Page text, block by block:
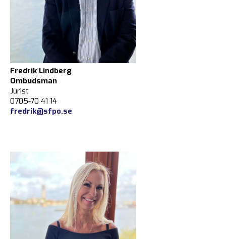
Fredrik Lindberg
Ombudsman
Jurist
0705-70 41 14
fredrik@sfpo.se